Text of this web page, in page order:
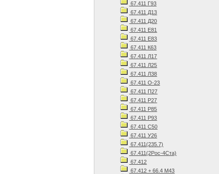
67.411 Г93
67.411 Д13
67.411 Д20
67.411 Е81
67.411 Е83
67.411 К63
67.411 Л17
67.411 Л25
67.411 Л38
67.411 О-23
67.411 П27
67.411 Р27
67.411 Р85
67.411 Р93
67.411 С50
67.411 У26
67.411(235.7)
67.411(2Рос-4Ста)
67.412
67.412 + 66.4 М43